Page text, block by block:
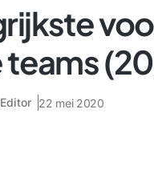
teams
22 mei 2020